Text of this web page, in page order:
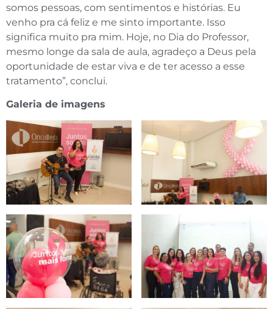
somos pessoas, com sentimentos e histórias. Eu
venho pra cá feliz e me sinto importante. Isso
significa muito pra mim. Hoje, no Dia do Professor,
mesmo longe da sala de aula, agradeço a Deus pela
oportunidade de estar viva e de ter acesso a esse
tratamento”, conclui.
Galeria de imagens